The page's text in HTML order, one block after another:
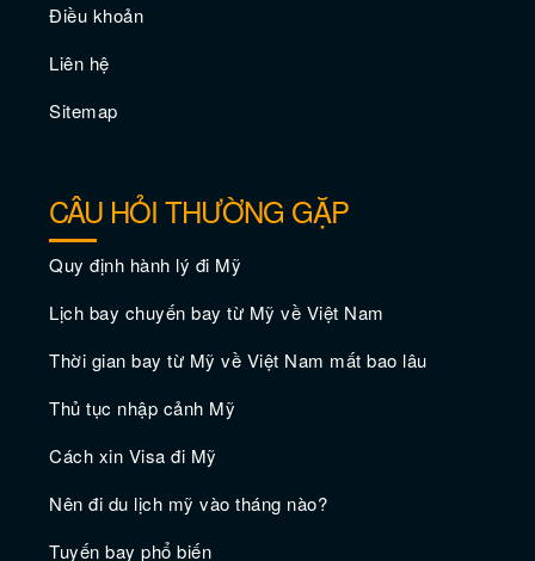
Điều khoản
Liên hệ
Sitemap
CÂU HỎI THƯỜNG GẶP
Quy định hành lý đi Mỹ
Lịch bay chuyến bay từ Mỹ về Việt Nam
Thời gian bay từ Mỹ về Việt Nam mất bao lâu
Thủ tục nhập cảnh Mỹ
Cách xin Visa đi Mỹ
Nên đi du lịch mỹ vào tháng nào?
Tuyến bay phổ biến